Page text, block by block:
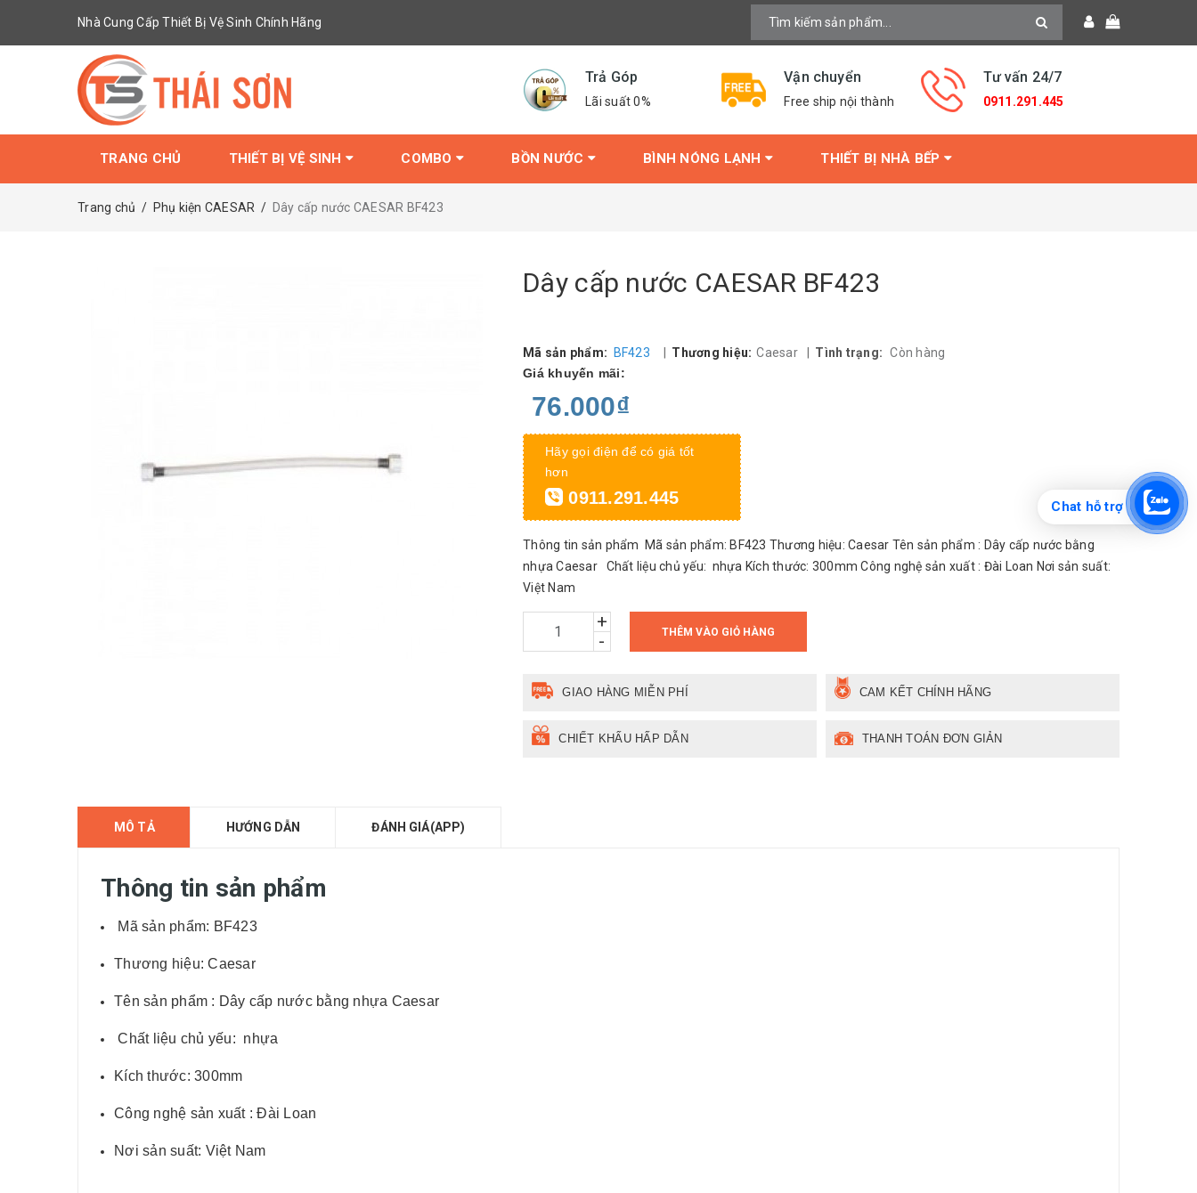
Nhà Cung Cấp Thiết Bị Vệ Sinh Chính Hãng
Trả Góp
Lãi suất 0%
Vận chuyển
Free ship nội thành
Tư vấn 24/7
0911.291.445
TRANG CHỦ THIẾT BỊ VỆ SINH COMBO BỒN NƯỚC BÌNH NÓNG LẠNH THIẾT BỊ NHÀ BẾP
Trang chủ / Phụ kiện CAESAR / Dây cấp nước CAESAR BF423
Dây cấp nước CAESAR BF423
Mã sản phẩm: BF423 Thương hiệu: Caesar Tình trạng: Còn hàng
Giá khuyến mãi:
76.000₫
Hãy gọi điện để có giá tốt
hơn
0911.291.445
Thông tin sản phẩm Mã sản phẩm: BF423 Thương hiệu: Caesar Tên sản phẩm : Dây cấp nước bằng
nhựa Caesar Chất liệu chủ yếu: nhựa Kích thước: 300mm Công nghệ sản xuất : Đài Loan Nơi sản suất:
Việt Nam
+
-
THÊM VÀO GIỎ HÀNG
GIAO HÀNG MIỄN PHÍ CAM KẾT CHÍNH HÃNG
CHIẾT KHẤU HẤP DẪN THANH TOÁN ĐƠN GIẢN
MÔ TẢ HƯỚNG DẪN ĐÁNH GIÁ(APP)
Thông tin sản phẩm
Mã sản phẩm: BF423
Thương hiệu: Caesar
Tên sản phẩm : Dây cấp nước bằng nhựa Caesar
Chất liệu chủ yếu: nhựa
Kích thước: 300mm
Công nghệ sản xuất : Đài Loan
Nơi sản suất: Việt Nam
Chat hỗ trợ